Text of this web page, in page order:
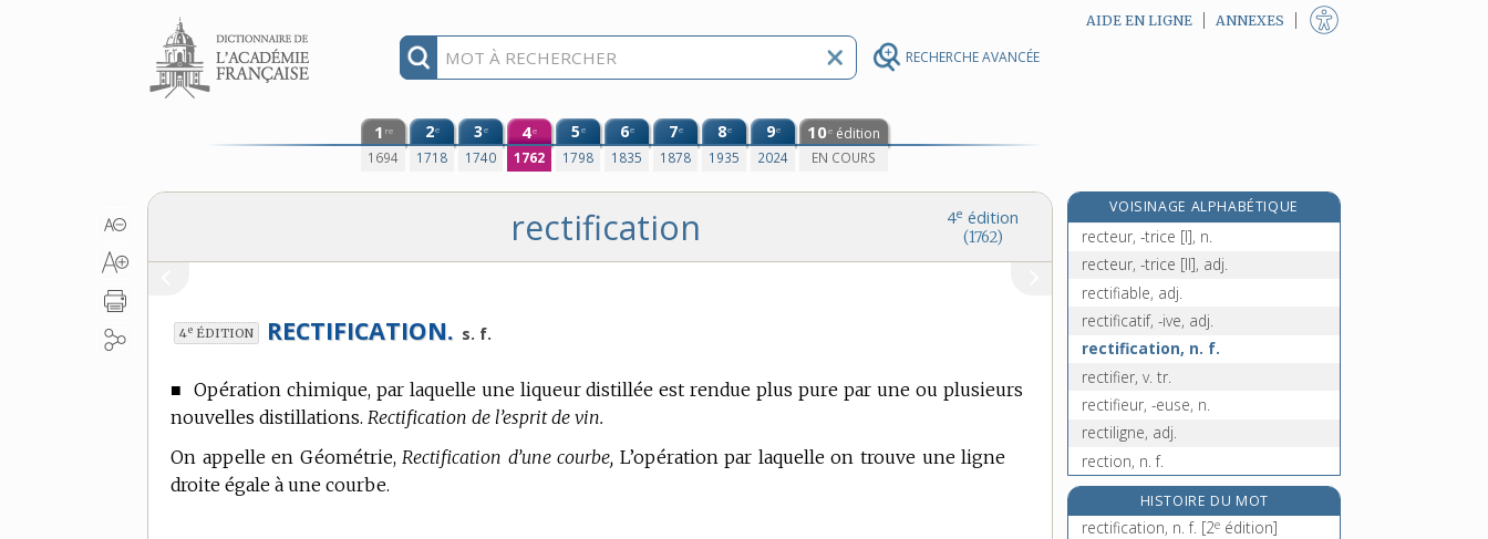
RECHERCHE AVANCÉE
Aller au contenu AIDE EN LIGNE ANNEXES
1 re
1694
2e
1718
3e
1740
4e
1762
5e
1798
6e
1835
7e
1878
8e
1935
9e
2024
10e édition
EN COURS
4e édition
(1762)
rectification
4e ÉDITION RECTIFICATION. s. f.
■ Opération chimique, par laquelle une liqueur distillée est rendue plus pure par une ou plusieurs
nouvelles distillations. Rectification de l’esprit de vin.
On appelleen Géométrie, Rectification d’une courbe, L’opération par laquelle on trouve une ligne
droite égale à une courbe.
VOISINAGE ALPHABÉTIQUE
rectangulaire, adj.
recteur, -trice [I], n.
recteur, -trice [II], adj.
rectifiable, adj.
rectificatif, -ive, adj.
rectification, n. f.
rectifier, v. tr.
rectifieur, -euse, n.
rectiligne, adj.
rection, n. f.
rectite, n. f.
rectitude, n. f.
HISTOIRE DU MOT
rectification, n. f. [2e édition]